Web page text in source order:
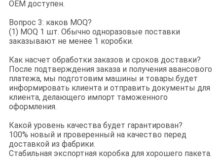
OEM доступен.
Вопрос 3: каков MOQ?
(1) MOQ 1 шт. Обычно одноразовые поставки
заказывают не менее 1 коробки.
Как насчет обработки заказов и сроков доставки?
После подтверждения заказа и получения авансового
платежа, мы подготовим машины и товары.будет
информировать клиента и отправить документы для
клиента, делающего импорт таможенного
оформления.
Какой уровень качества будет гарантирован?
100% новый и проверенный на качество перед
доставкой из фабрики.
Стабильная экспортная коробка для хорошего пакета.